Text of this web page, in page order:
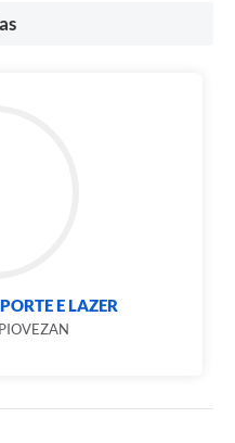
E LAZER